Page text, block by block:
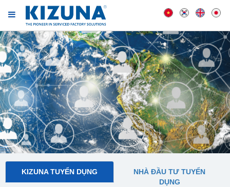
KIZUNA TUYỂN DỤNG
NHÀ ĐẦU TƯ TUYỂN
DỤNG